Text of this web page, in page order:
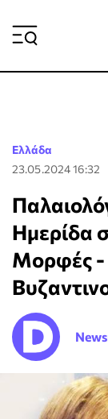
Ελλάδα
23.05.2024 16:32
Ημερίδα
Μορφές -